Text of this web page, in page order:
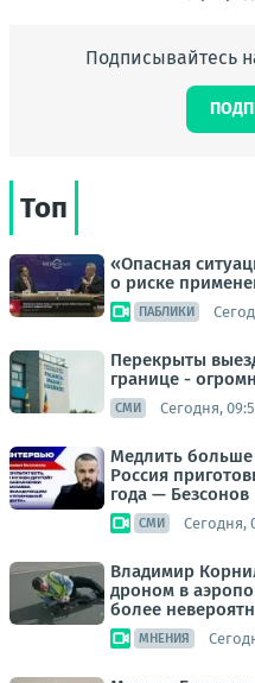
Подписывайтесь
Топ
«Опасная
о риске
ПАБЛИКИ
Перекрыты
границе -
СМИ Сегодня,
Медлить
Россия
года — Безсонов
СМИ Сегодня,
Владимир
дроном в
более
МНЕНИЯ